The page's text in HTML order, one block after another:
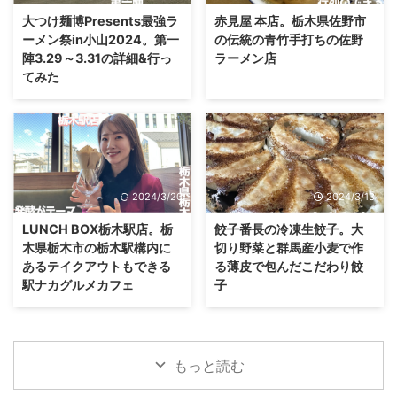
大つけ麺博Presents最強ラ
ーメン祭in小山2024。第一
陣3.29～3.31の詳細&行っ
てみた
赤見屋 本店。栃木県佐野市
の伝統の青竹手打ちの佐野
ラーメン店
2024/3/20
LUNCH BOX栃木駅店。栃
木県栃木市の栃木駅構内に
あるテイクアウトもできる
駅ナカグルメカフェ
2024/3/13
餃子番長の冷凍生餃子。大
切り野菜と群馬産小麦で作
る薄皮で包んだこだわり餃
子
もっと読む